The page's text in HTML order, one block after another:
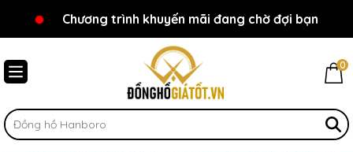
Chào mừng bạn đến với Đồnghồgiátốt.vn!
Chương trình khuyến mãi đang chờ đợi bạn
0